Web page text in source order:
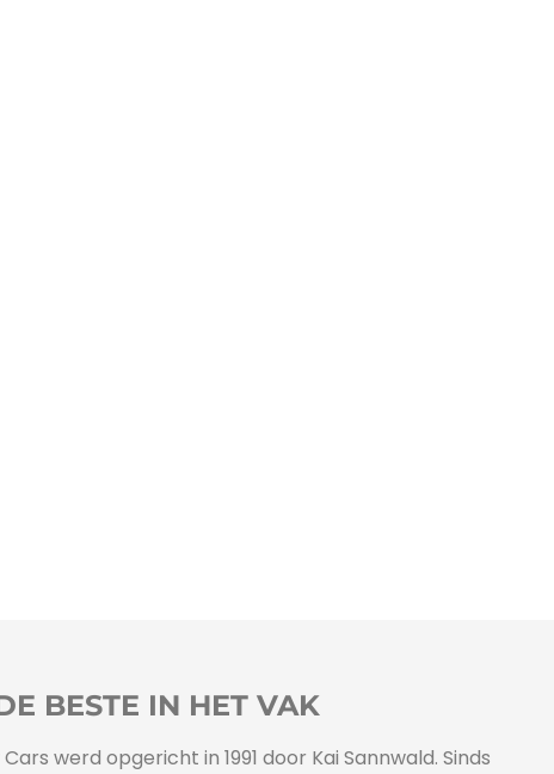
BESTE IN HET VAK
werd opgericht in 1991 door Kai Sannwald. Sinds